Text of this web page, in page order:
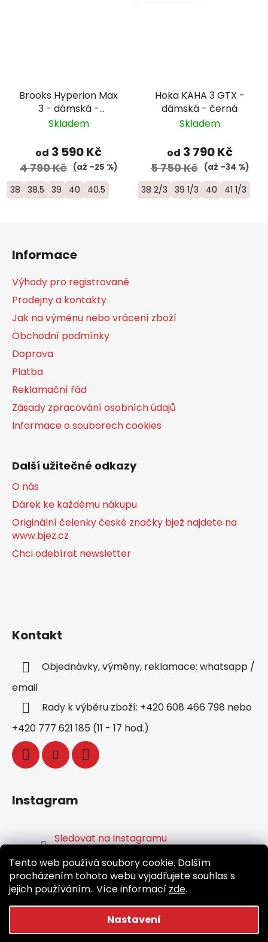
Tento web používá soubory cookie. Dalším
procházením tohoto webu vyjadřujete souhlas s
jejich používáním.. Více informací zde.
Nastavení
Brooks Hyperion Max
3 - dámská -
žlutá/růžová
Skladem
od 3 590 Kč
4 790 Kč (až –25 %)
38 38.5 39 40 40.5
Hoka KAHA 3 GTX -
dámská - černá
Skladem
od 3 790 Kč
5 750 Kč (až –34 %)
38 2/3 39 1/3 40 41 1/3
Informace
Výhody pro registrované
Prodejny a kontakty
Jak na výměnu nebo vrácení zboží
Obchodní podmínky
Doprava
Platba
Reklamační řád
Zásady zpracování osobních údajů
Informace o souborech cookies
Další užitečné odkazy
O nás
Dárek ke každému nákupu
Originální čelenky české značky bjež najdete na
www.bjez.cz
Chci odebírat newsletter
Kontakt
Objednávky, výměny, reklamace: whatsapp /
email
Rady k výběru zboží: +420 608 466 798 nebo
+420 777 621 185 (11 - 17 hod.)
Instagram
Sledovat na Instagramu
Facebook